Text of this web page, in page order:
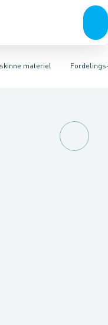
skinne materiel
Forgreningsmateriel
byggepladstavler
for strømskinne